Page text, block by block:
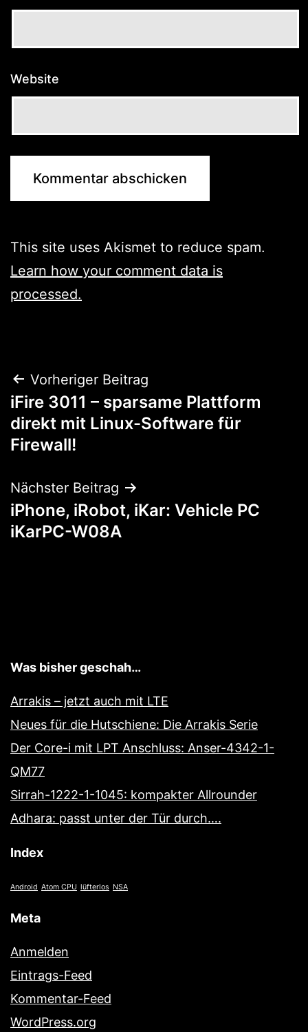
Website
This site uses Akismet to reduce spam.
Learn how your comment data is
processed.
Beitragsnavigation
Vorheriger Beitrag
iFire 3011 – sparsame Plattform
direkt mit Linux-Software für
Firewall!
Nächster Beitrag
iPhone, iRobot, iKar: Vehicle PC
iKarPC-W08A
Was bisher geschah…
Arrakis – jetzt auch mit LTE
Neues für die Hutschiene: Die Arrakis Serie
Der Core-i mit LPT Anschluss: Anser-4342-1-
QM77
Sirrah-1222-1-1045: kompakter Allrounder
Adhara: passt unter der Tür durch….
Index
Android Atom CPU lüfterlos NSA
Meta
Anmelden
Eintrags-Feed
Kommentar-Feed
WordPress.org